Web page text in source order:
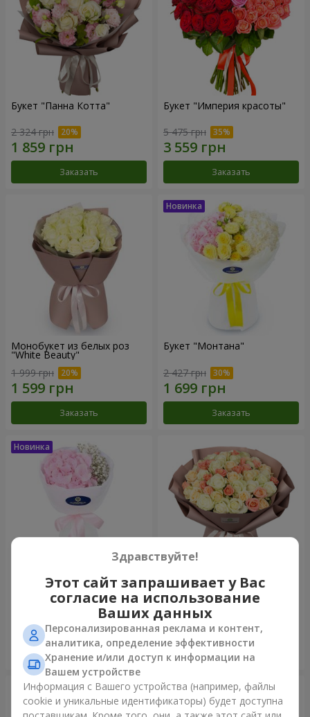
Букет "Панна Котта"
2 324 грн
Заказать
Букет "Империя красоты"
5 475 грн
Заказать
Монобукет из белых роз
"White Beauty"
1 999 грн
Заказать
Букет "Монтана"
2 427 грн
Заказать
Букет "Пастила"
Заказать
Букет "Нежный оттенок"
4 427 грн
Заказать
Здравствуйте!
Этот сайт запрашивает у Вас
согласие на использование
Ваших данных
Персонализированная реклама и контент,
аналитика, определение эффективности
Хранение и/или доступ к информации на
Вашем устройстве
Информация с Вашего устройства (например, файлы
cookie и уникальные идентификаторы) будет доступна